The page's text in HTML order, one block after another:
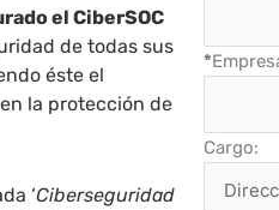
el CiberSOC
de todas sus
éste el
la protección de
‘Ciberseguridad
*
Cargo: